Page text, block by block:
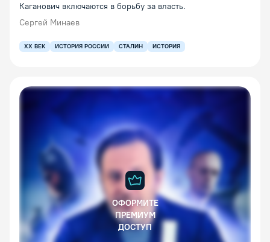
Каганович включаются в борьбу за власть.
Сергей Минаев
XX ВЕК ИСТОРИЯ РОССИИ СТАЛИН ИСТОРИЯ
ОФОРМИТЕ
ПРЕМИУМ
ДОСТУП